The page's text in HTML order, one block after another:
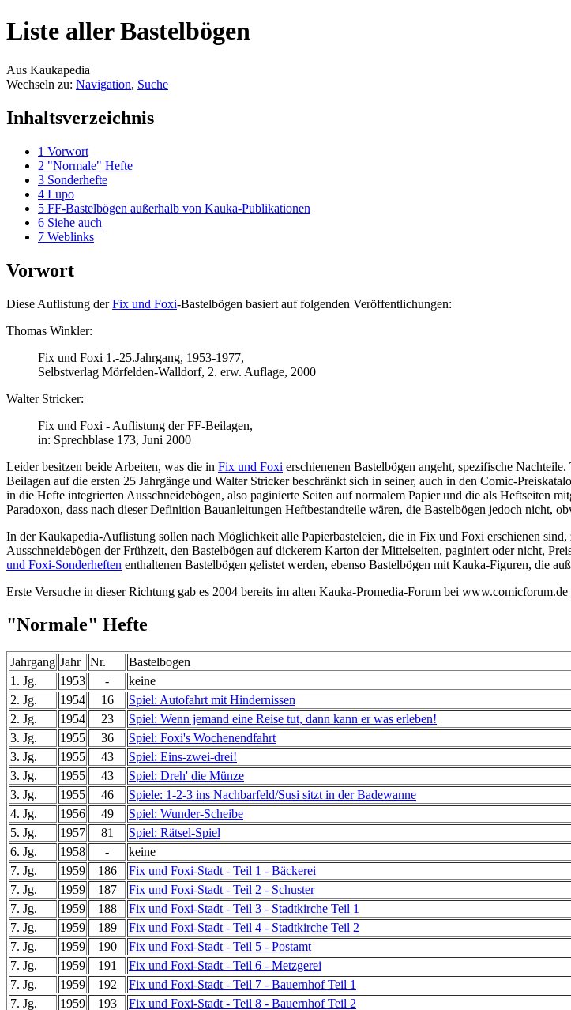
Liste aller Bastelbögen
Aus Kaukapedia
Wechseln zu: Navigation, Suche
Inhaltsverzeichnis
1 Vorwort
2 "Normale" Hefte
3 Sonderhefte
4 Lupo
5 FF-Bastelbögen außerhalb von Kauka-Publikationen
6 Siehe auch
7 Weblinks
Vorwort
Diese Auflistung derFix und Foxi-Bastelbögen basiert auf folgenden Veröffentlichungen:
Thomas Winkler:
Fix und Foxi 1.-25.Jahrgang, 1953-1977,
Selbstverlag Mörfelden-Walldorf, 2. erw. Auflage, 2000
Walter Stricker:
Fix und Foxi - Auflistung der FF-Beilagen,
in: Sprechblase 173, Juni 2000
Leider besitzen beide Arbeiten, was die in Fix und Foxi erschienenen Bastelbögen angeht, spezifische
Beilagen auf die ersten 25 Jahrgänge und Walter Stricker beschränkt sich in seiner, auch in den Comic-
in die Hefte integrierten Ausschneidebögen, also paginierte Seiten auf normalem Papier und die als Heftseiten
Paradoxon, dass nach dieser Definition Bauanleitungen Heftbestandteile wären, die Bastelbögen jedoch nicht,
In der Kaukapedia-Auflistung sollen nach Möglichkeit alle Papierbasteleien, die in Fix und Foxi erschienen
Ausschneidebögen der Frühzeit, den Bastelbögen auf dickerem Karton der Mittelseiten, paginiert oder nicht,
und Foxi-Sonderheften enthaltenen Bastelbögen gelistet werden, ebenso Bastelbögen mit Kauka-Figuren, die
Erste Versuche in dieser Richtung gab es 2004 bereits im alten Kauka-Promedia-Forum bei
"Normale" Hefte
Jahrgang Jahr Nr. Bastelbogen
1. Jg.
1953 -
keine
2. Jg.
1954 16 Spiel: Autofahrt mit Hindernissen
2. Jg.
1954 23 Spiel: Wenn jemand eine Reise tut, dann kann er was erleben!
3. Jg.
1955 36 Spiel: Foxi's Wochenendfahrt
3. Jg.
1955 43 Spiel: Eins-zwei-drei!
3. Jg.
1955 43 Spiel: Dreh' die Münze
3. Jg.
1955 46 Spiele: 1-2-3 ins Nachbarfeld/Susi sitzt in der Badewanne
4. Jg.
1956 49 Spiel: Wunder-Scheibe
5. Jg.
1957 81 Spiel: Rätsel-Spiel
6. Jg.
1958 -
keine
7. Jg.
1959 186 Fix und Foxi-Stadt - Teil 1 - Bäckerei
7. Jg.
1959 187 Fix und Foxi-Stadt - Teil 2 - Schuster
7. Jg.
1959 188 Fix und Foxi-Stadt - Teil 3 - Stadtkirche Teil 1
7. Jg.
1959 189 Fix und Foxi-Stadt - Teil 4 - Stadtkirche Teil 2
7. Jg.
1959 190 Fix und Foxi-Stadt - Teil 5 - Postamt
7. Jg.
1959 191 Fix und Foxi-Stadt - Teil 6 - Metzgerei
7. Jg.
1959 192 Fix und Foxi-Stadt - Teil 7 - Bauernhof Teil 1
7. Jg.
1959 193 Fix und Foxi-Stadt - Teil 8 - Bauernhof Teil 2